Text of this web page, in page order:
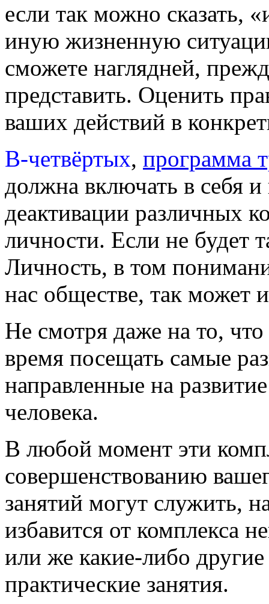
если так можно сказать,
иную жизненную
сможете наглядней,
представить. Оценить
ваших действий в
В-четвёртых, программа
должна включать в себя
деактивации различных
личности. Если не будет
Личность, в том
нас обществе, так может
Не смотря даже на то,
время посещать самые
направленные на
человека.
В любой момент эти
совершенствованию
занятий могут служить,
избавится от комплекса
или же какие-либо
практические занятия.